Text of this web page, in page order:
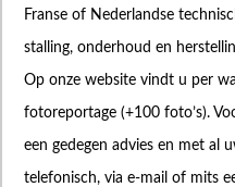
Franse of Nederlandse
stalling, onderhoud en
Op onze website vindt u per
fotoreportage (+100 foto’s).
een gedegen advies en met al
telefonisch, via e-mail of mits